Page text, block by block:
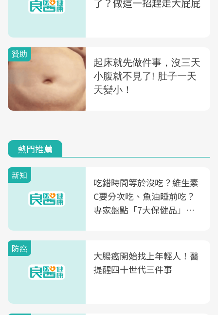
熱門推薦
新知
吃錯時間等於沒吃？維生素
C要分次吃、魚油睡前吃？
專家盤點「7大保健品」的
防癌
大腸癌開始找上年輕人！醫
提醒四十世代三件事